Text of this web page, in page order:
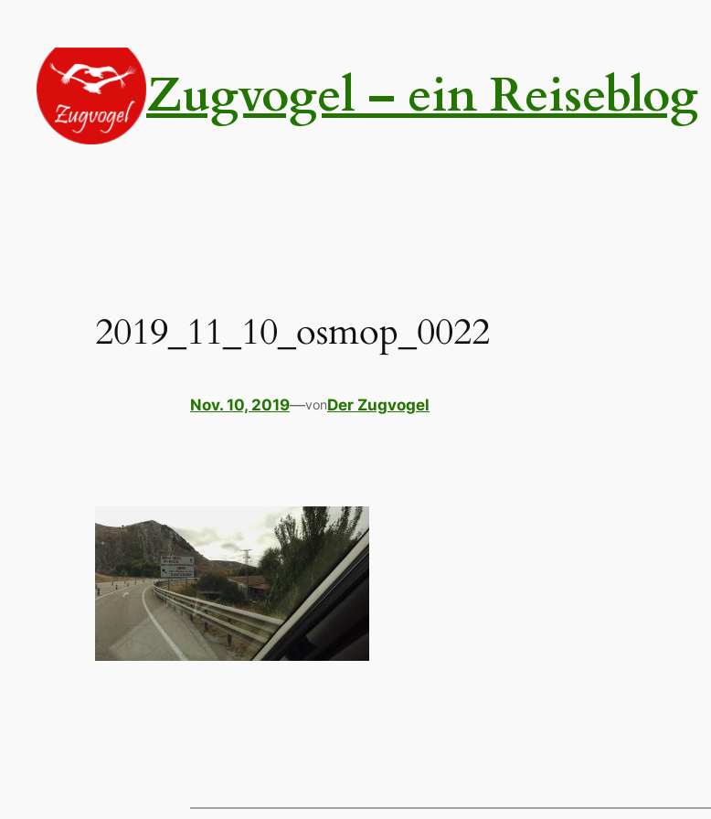
springen
Zugvogel – ein Reiseblog
2019_11_10_osmop_0022
Nov. 10, 2019—vonDer Zugvogel